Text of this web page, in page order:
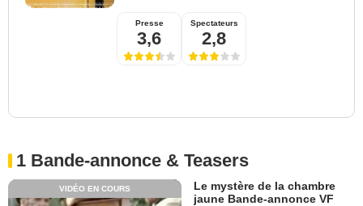
Presse
3,6
Spectateurs
2,8
1 Bande-annonce & Teasers
VIDÉO EN COURS
Le mystère de la chambre
jaune Bande-annonce VF